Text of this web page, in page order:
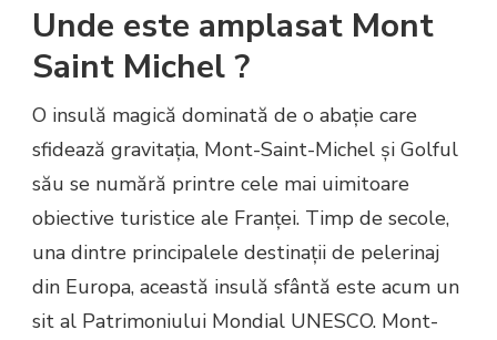
Unde este amplasat Mont
Saint Michel ?
O insulă magică dominată de o abație care
sfidează gravitația, Mont-Saint-Michel și Golful
său se numără printre cele mai uimitoare
obiective turistice ale Franței. Timp de secole,
una dintre principalele destinații de pelerinaj
din Europa, această insulă sfântă este acum un
sit al Patrimoniului Mondial UNESCO. Mont-